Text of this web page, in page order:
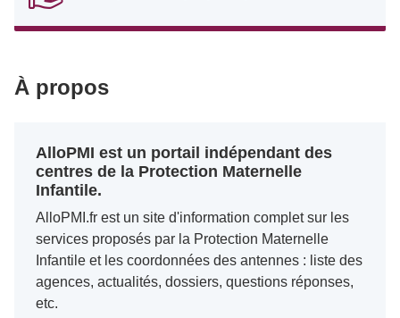
À propos
AlloPMI est un portail indépendant des
centres de la Protection Maternelle
Infantile.
AlloPMI.fr est un site d'information complet sur les
services proposés par la Protection Maternelle
Infantile et les coordonnées des antennes : liste des
agences, actualités, dossiers, questions réponses,
etc.